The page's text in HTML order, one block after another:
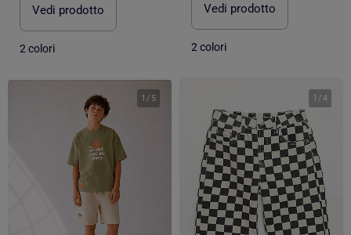
Vedi prodotto
2 colori
Vedi prodotto
2 colori
1 / 5 1 /4